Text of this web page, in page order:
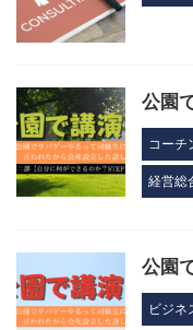
公園
コーチ
経営総
公園
ビジネ